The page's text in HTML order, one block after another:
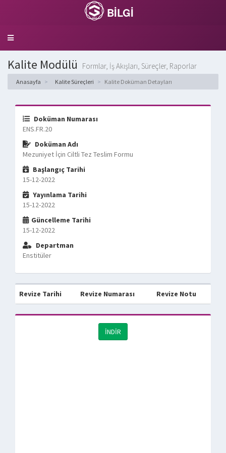
BİLGİ
Toggle
Kalite Modülü Formlar, İş Akışları, Süreçler, Raporlar
Anasayfa Kalite Süreçleri Kalite Doküman Detayları
Doküman Numarası
ENS.FR.20
Doküman Adı
Mezuniyet İçin Ciltli Tez Teslim Formu
Başlangıç Tarihi
15-12-2022
Yayınlama Tarihi
15-12-2022
Güncelleme Tarihi
15-12-2022
Departman
Enstitüler
Revize Tarihi Revize Numarası Revize Notu
İNDİR